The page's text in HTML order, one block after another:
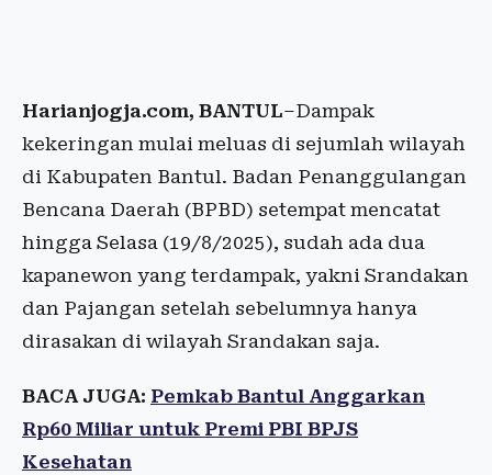
Harianjogja.com, BANTUL–Dampak
kekeringan mulai meluas di sejumlah wilayah
di Kabupaten Bantul. Badan Penanggulangan
Bencana Daerah (BPBD) setempat mencatat
hingga Selasa (19/8/2025), sudah ada dua
kapanewon yang terdampak, yakni Srandakan
dan Pajangan setelah sebelumnya hanya
dirasakan di wilayah Srandakan saja.
BACA JUGA: Pemkab Bantul Anggarkan
Rp60 Miliar untuk Premi PBI BPJS
Kesehatan